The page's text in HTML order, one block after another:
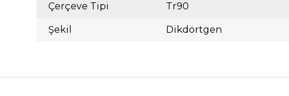
Çerçeve Tipi Tr90
Şekil Dikdörtgen